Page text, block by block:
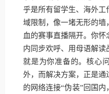
乎是所有留学生、海外
域限制，像一堵无形的
血的赛事直播隔开。你
内同步欢呼、用母语解
就是为你准备的。核心
外，而解决方案，正是
的网络连接“伪装”回国